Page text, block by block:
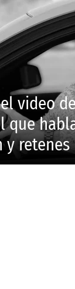
video
que
y retenes